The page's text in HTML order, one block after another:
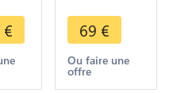
€
Yoshihito
Year 7 1918
UNC ->
Make offer
69 €
Ou faire une
offre